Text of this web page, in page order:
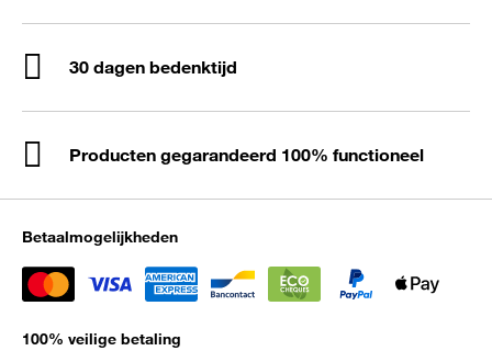
30 dagen bedenktijd
Producten gegarandeerd 100% functioneel
Betaalmogelijkheden
100% veilige betaling